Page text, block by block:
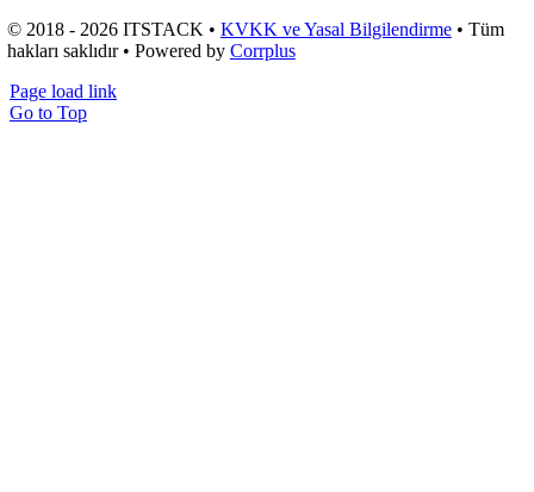
© 2018 - 2026 ITSTACK • KVKK ve Yasal Bilgilendirme• Tüm
hakları saklıdır • Powered by Corrplus
Page load link
Go to Top